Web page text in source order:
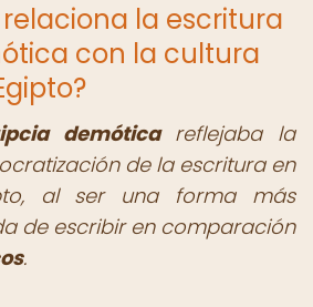
relaciona la escritura
con la cultura
demóticareflejaba la
de la escritura en
al ser una forma más
de escribir en comparación
.